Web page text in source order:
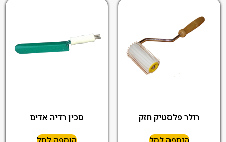
רולר פלסטיק חזק סכין רדיה אדים